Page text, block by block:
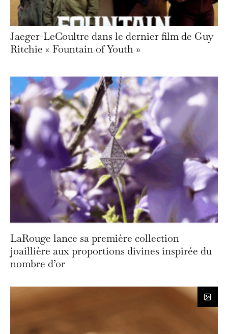
Jaeger-LeCoultre dans le dernier film de Guy
Ritchie « Fountain of Youth »
LaRouge lance sa première collection
joaillière aux proportions divines inspirée du
nombre d’or